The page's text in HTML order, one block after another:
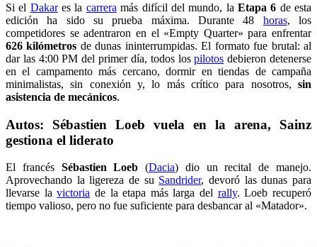
Si el Dakares la carrera más difícil del mundo, la Etapa 6 de esta
edición ha sido su prueba máxima. Durante 48 horas, los
competidores se adentraron en el «Empty Quarter» para enfrentar
626 kilómetros de dunas ininterrumpidas. El formato fue brutal: al
dar las 4:00 PM del primer día, todos lospilotos debieron detenerse
en el campamento más cercano, dormir en tiendas de campaña
minimalistas, sin conexión y, lo más crítico para nosotros, sin
asistencia de mecánicos.
Autos: Sébastien Loeb vuela en la arena, Sainz
gestiona el liderato
El francés Sébastien Loeb (Dacia) dio un recital de manejo.
Aprovechando la ligereza de su Sandrider, devoró las dunas para
llevarse lavictoria de la etapa más larga del rally. Loeb recuperó
tiempo valioso, pero no fue suficiente para desbancar al «Matador».